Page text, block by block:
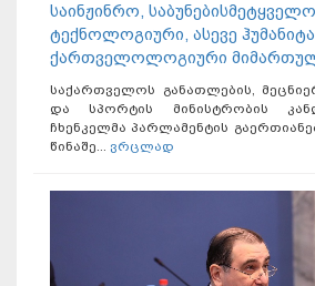
საინჟინრო,
ტექნოლოგიური, ასევე
ქართველოლოგიური
საქართველოს განათლების,
და სპორტის მინისტრობის
ჩხენკელმა პარლამენტის
წინაშე... ვრცლად